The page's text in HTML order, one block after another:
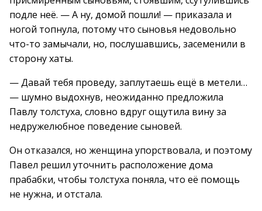
подле неё. — А ну, домой пошли! — приказала и
ногой топнула, потому что сыновья недовольно
что-то замычали, но, послушавшись, засеменили в
сторону хаты.
— Давай тебя проведу, заплутаешь ещё в метели…
— шумно выдохнув, неожиданно предложила
Павлу толстуха, словно вдруг ощутила вину за
недружелюбное поведение сыновей.
Он отказался, но женщина упорствовала, и поэтому
Павел решил уточнить расположение дома
прабабки, чтобы толстуха поняла, что её помощь
не нужна, и отстала.